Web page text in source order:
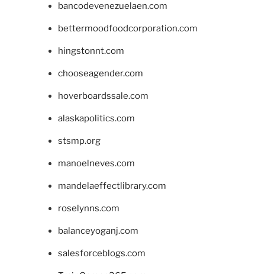
bancodevenezuelaen.com
bettermoodfoodcorporation.com
hingstonnt.com
chooseagender.com
hoverboardssale.com
alaskapolitics.com
stsmp.org
manoelneves.com
mandelaeffectlibrary.com
roselynns.com
balanceyoganj.com
salesforceblogs.com